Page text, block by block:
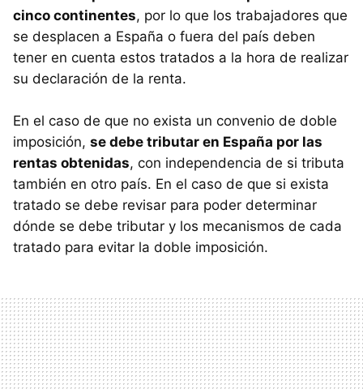
cinco continentes, por lo que los trabajadores que
se desplacen a España o fuera del país deben
tener en cuenta estos tratados a la hora de realizar
su declaración de la renta.
En el caso de que no exista un convenio de doble
imposición, se debe tributar en España por las
rentas obtenidas, con independencia de si tributa
también en otro país. En el caso de que si exista
tratado se debe revisar para poder determinar
dónde se debe tributar y los mecanismos de cada
tratado para evitar la doble imposición.